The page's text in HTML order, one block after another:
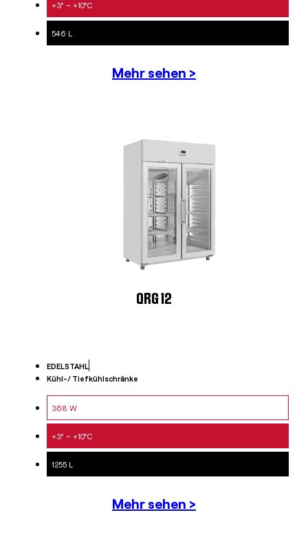
+3° ~ +10°C
546 L
Mehr sehen >
QRG 12
EDELSTAHL
Kühl-/ Tiefkühlschränke
368 W
+3° ~ +10°C
1255 L
Mehr sehen >